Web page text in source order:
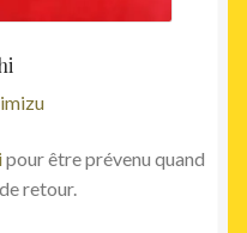
pour être prévenu quand
retour.